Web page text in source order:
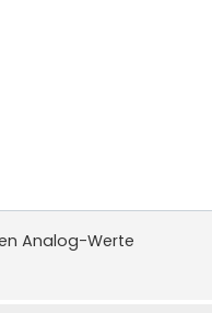
Analog-Werte